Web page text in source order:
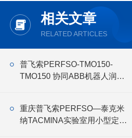
相关文章
RELATED ARTICLES
普飞索PERFSO-TMO150-
TMO150 协同ABB机器人润滑
重庆普飞索PERFSO—泰克米
纳TACMINA实验室用小型定量